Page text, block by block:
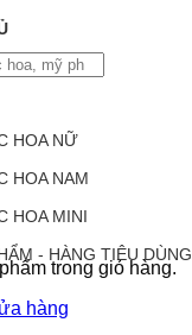
trong giỏ hàng.
hàng
HOA NỮ
HOA NAM
HOA MINI
- HÀNG TIÊU DÙNG